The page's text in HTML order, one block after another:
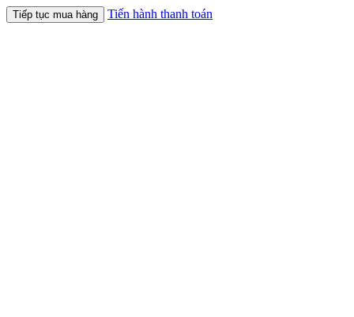
Tiếp tục mua hàng Tiến hành thanh toán